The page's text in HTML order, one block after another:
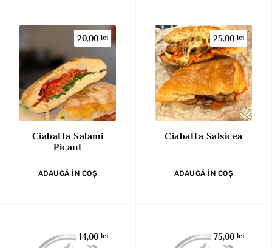
20,00lei
Ciabatta Salami
Picant
ADAUGĂ ÎN COȘ
25,00lei
Ciabatta Salsicea
ADAUGĂ ÎN COȘ
14,00lei 75,00lei